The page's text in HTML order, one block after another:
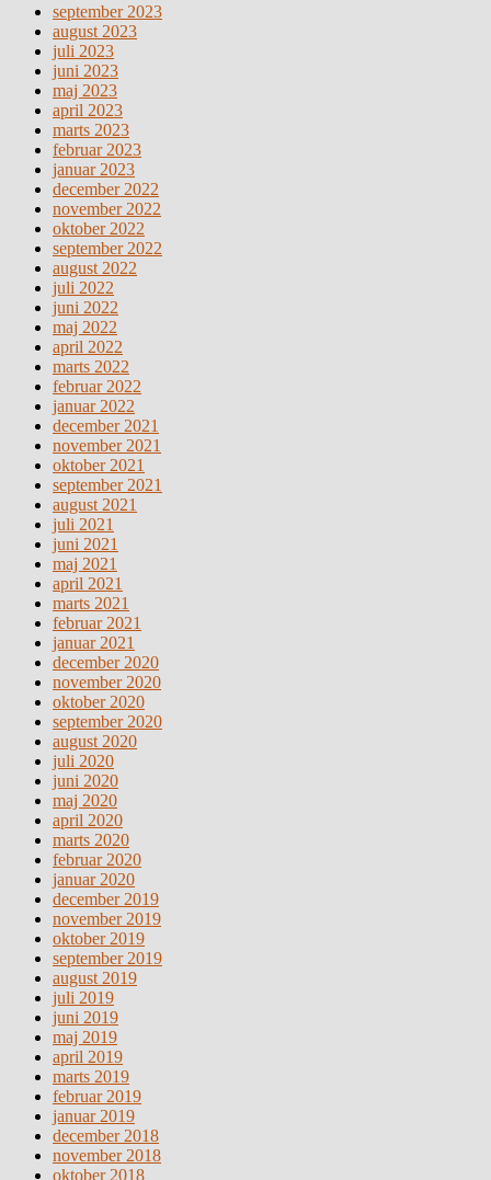
september 2023
august 2023
juli 2023
juni 2023
maj 2023
april 2023
marts 2023
februar 2023
januar 2023
december 2022
november 2022
oktober 2022
september 2022
august 2022
juli 2022
juni 2022
maj 2022
april 2022
marts 2022
februar 2022
januar 2022
december 2021
november 2021
oktober 2021
september 2021
august 2021
juli 2021
juni 2021
maj 2021
april 2021
marts 2021
februar 2021
januar 2021
december 2020
november 2020
oktober 2020
september 2020
august 2020
juli 2020
juni 2020
maj 2020
april 2020
marts 2020
februar 2020
januar 2020
december 2019
november 2019
oktober 2019
september 2019
august 2019
juli 2019
juni 2019
maj 2019
april 2019
marts 2019
februar 2019
januar 2019
december 2018
november 2018
oktober 2018